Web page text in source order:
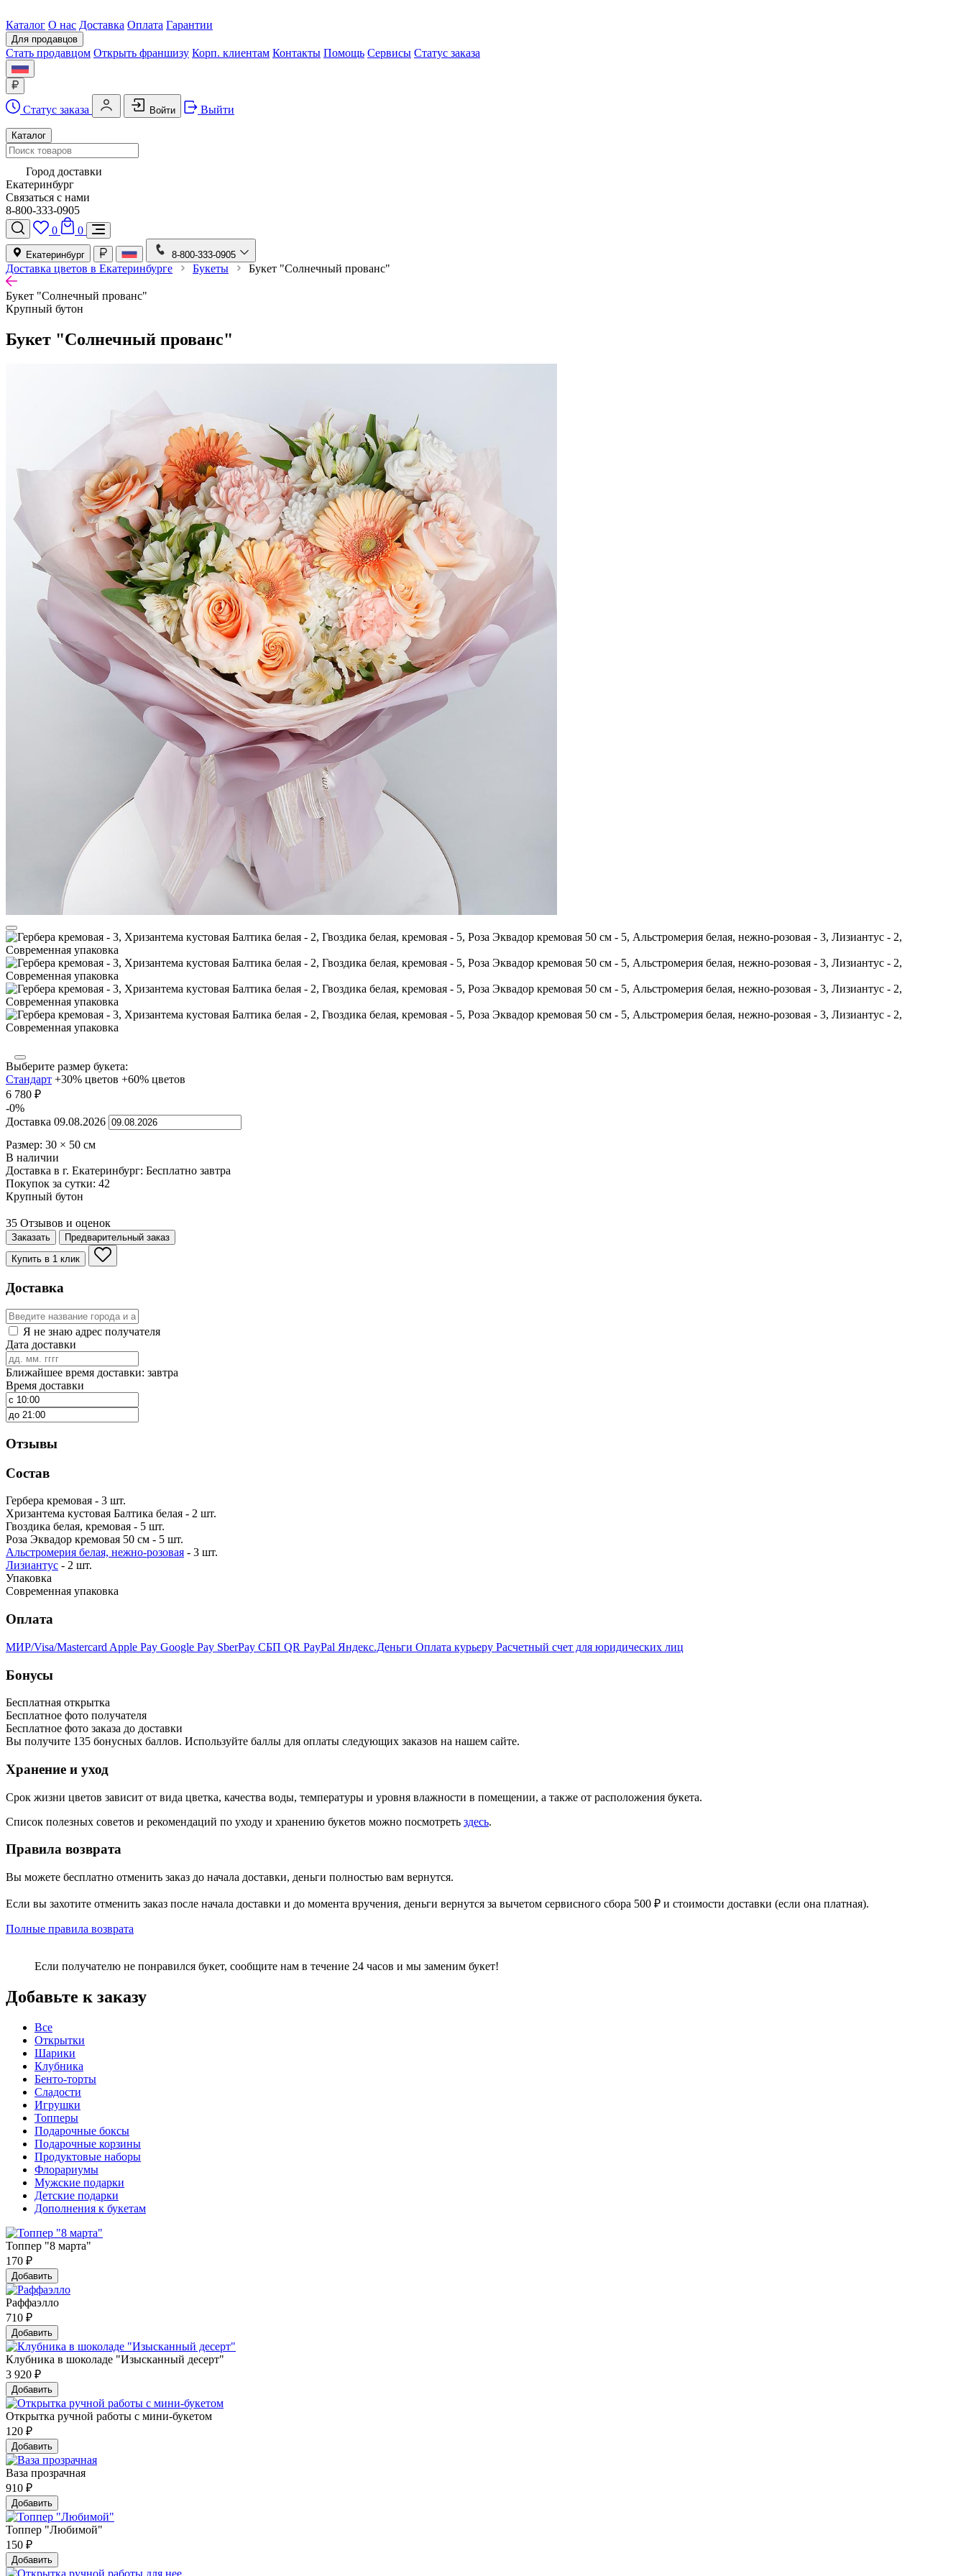
Каталог О нас Доставка Оплата Гарантии
Для продавцов
Стать продавцом Открыть франшизу Корп. клиентам Контакты Помощь Сервисы Статус заказа
Статус заказа Войти Выйти
Каталог
Город доставки
Екатеринбург
Связаться с нами
8-800-333-0905
0
0
Екатеринбург 8-800-333-0905
Доставка цветов в Екатеринбурге Букеты Букет "Солнечный прованс"
Букет "Солнечный прованс"
Крупный бутон
Букет "Солнечный прованс"
Выберите размер букета:
Стандарт +30% цветов +60% цветов
6 780 ₽
-0%
Доставка 09.08.2026
Размер: 30 × 50 см
В наличии
Доставка в г. Екатеринбург: Бесплатно завтра
Покупок за сутки: 42
Крупный бутон
35 Отзывов и оценок
Заказать
Предварительный заказ
Купить в 1 клик
Доставка
Я не знаю адрес получателя
Дата доставки
Ближайшее время доставки: завтра
Время доставки
Отзывы
Состав
Гербера кремовая - 3 шт.
Хризантема кустовая Балтика белая - 2 шт.
Гвоздика белая, кремовая - 5 шт.
Роза Эквадор кремовая 50 см - 5 шт.
Альстромерия белая, нежно-розовая - 3 шт.
Лизиантус - 2 шт.
Упаковка
Современная упаковка
Оплата
МИР/Visa/Mastercard Apple Pay Google Pay SberPay СБП QR PayPal Яндекс.Деньги Оплата курьеру Расчетный счет для юридических лиц
Бонусы
Бесплатная открытка
Бесплатное фото получателя
Бесплатное фото заказа до доставки
Вы получите 135 бонусных баллов. Используйте баллы для оплаты следующих заказов на нашем сайте.
Хранение и уход
Срок жизни цветов зависит от вида цветка, качества воды, температуры и уровня влажности в помещении, а также от расположения букета.
Список полезных советов и рекомендаций по уходу и хранению букетов можно посмотреть здесь.
Правила возврата
Вы можете бесплатно отменить заказ до начала доставки, деньги полностью вам вернутся.
Если вы захотите отменить заказ после начала доставки и до момента вручения, деньги вернутся за вычетом сервисного сбора 500 ₽ и стоимости доставки (если она платная).
Полные правила возврата
Если получателю не понравился букет, сообщите нам в течение 24 часов и мы заменим букет!
Добавьте к заказу
Все
Открытки
Шарики
Клубника
Бенто-торты
Сладости
Игрушки
Топперы
Подарочные боксы
Подарочные корзины
Продуктовые наборы
Флорариумы
Мужские подарки
Детские подарки
Дополнения к букетам
Топпер "8 марта"
170 ₽
Добавить
Раффаэлло
710 ₽
Добавить
Клубника в шоколаде "Изысканный десерт"
3 920 ₽
Добавить
Открытка ручной работы с мини-букетом
120 ₽
Добавить
Ваза прозрачная
910 ₽
Добавить
Топпер "Любимой"
150 ₽
Добавить